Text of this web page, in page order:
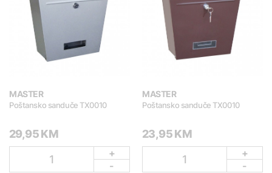
MASTER
Poštansko sanduče TX0010
29,95 KM
1
+
-
MASTER
Poštansko sanduče TX0010
23,95 KM
1
+
-